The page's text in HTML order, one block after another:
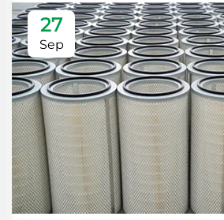
27
Sep